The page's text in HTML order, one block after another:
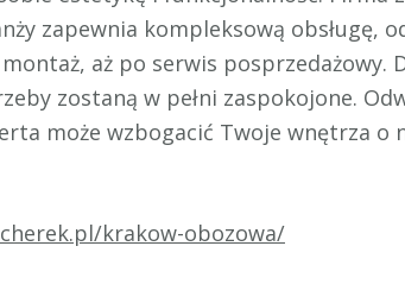
zapewnia kompleksową obsługę,
aż po serwis posprzedażowy.
zostaną w pełni zaspokojone.
może wzbogacić Twoje wnętrza o
krakow-obozowa/